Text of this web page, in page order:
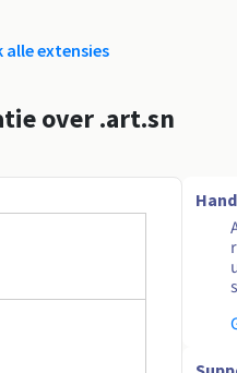
alle extensies
over .art.sn